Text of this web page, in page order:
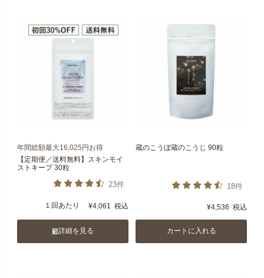
年間総額最大16,025円お得
【定期便／送料無料】スキンモイ
ストキープ 30粒
23件
１回あたり ¥4,061 税込
詳細を見る
蔵のこうぼ蔵のこうじ 90粒
18件
¥4,536 税込
カートに入れる